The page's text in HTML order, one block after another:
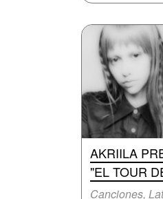
AKRIILA
"EL TOUR
Canciones,